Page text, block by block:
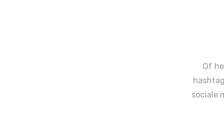
Of
sociale